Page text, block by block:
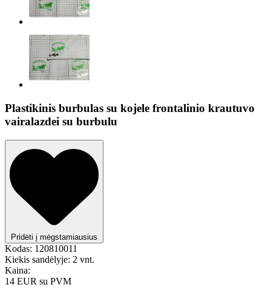
Plastikinis burbulas su kojele frontalinio krautuvo
vairalazdei su burbulu
Pridėti į mėgstamiausius
Kodas: 120810011
Kiekis sandėlyje: 2 vnt.
Kaina:
14 EUR su PVM